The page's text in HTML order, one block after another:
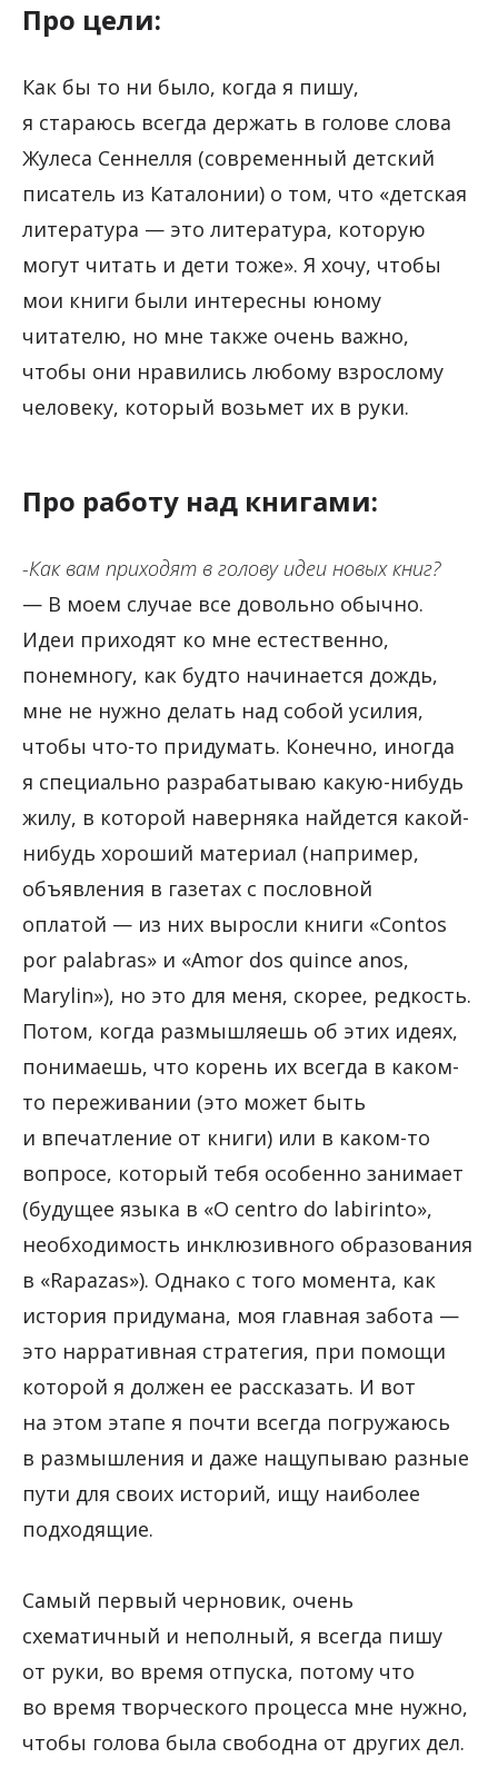
Про цели:
Как бы то ни было, когда я пишу,
я стараюсь всегда держать в голове слова
Жулеса Сеннелля (современный детский
писатель из Каталонии) о том, что «детская
литература — это литература, которую
могут читать и дети тоже». Я хочу, чтобы
мои книги были интересны юному
читателю, но мне также очень важно,
чтобы они нравились любому взрослому
человеку, который возьмет их в руки.
Про работу над книгами:
-Как вам приходят в голову идеи новых книг?
— В моем случае все довольно обычно.
Идеи приходят ко мне естественно,
понемногу, как будто начинается дождь,
мне не нужно делать над собой усилия,
чтобы что-то придумать. Конечно, иногда
я специально разрабатываю какую-нибудь
жилу, в которой наверняка найдется какой-
нибудь хороший материал (например,
объявления в газетах с пословной
оплатой — из них выросли книги «Contos
por palabras» и «Amor dos quince anos,
Marylin»), но это для меня, скорее, редкость.
Потом, когда размышляешь об этих идеях,
понимаешь, что корень их всегда в каком-
то переживании (это может быть
и впечатление от книги) или в каком-то
вопросе, который тебя особенно занимает
(будущее языка в «O centro do labirinto»,
необходимость инклюзивного образования
в «Rapazas»). Однако с того момента, как
история придумана, моя главная забота —
это нарративная стратегия, при помощи
которой я должен ее рассказать. И вот
на этом этапе я почти всегда погружаюсь
в размышления и даже нащупываю разные
пути для своих историй, ищу наиболее
подходящие.
Самый первый черновик, очень
схематичный и неполный, я всегда пишу
от руки, во время отпуска, потому что
во время творческого процесса мне нужно,
чтобы голова была свободна от других дел.